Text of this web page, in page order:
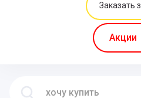
Заказать
Акции